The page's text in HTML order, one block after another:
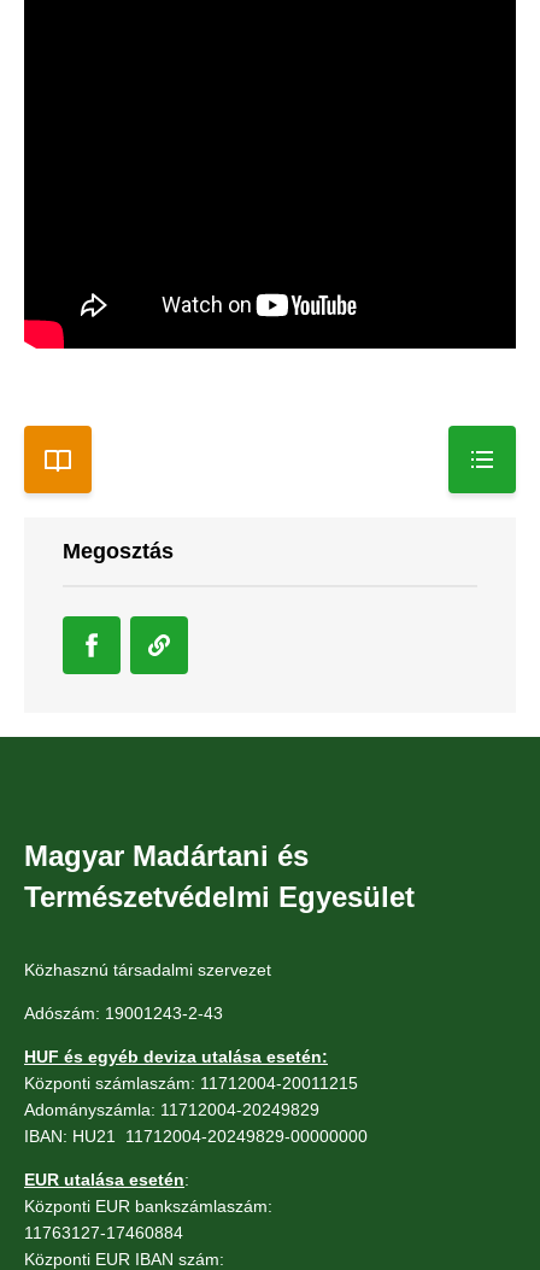
Megosztás
Magyar Madártani és
Természetvédelmi Egyesület
Közhasznú társadalmi szervezet
Adószám: 19001243-2-43
HUF és egyéb deviza utalása esetén:
Központi számlaszám: 11712004-20011215
Adományszámla: 11712004-20249829
IBAN: HU21 11712004-20249829-00000000
EUR utalása esetén:
Központi EUR bankszámlaszám:
11763127-17460884
Központi EUR IBAN szám: